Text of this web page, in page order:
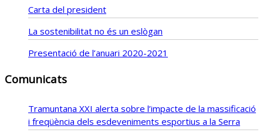
Carta del president
La sostenibilitat no és un eslògan
Presentació de l’anuari 2020-2021
Comunicats
Tramuntana XXI alerta sobre l’impacte de la massificació
i freqüència dels esdeveniments esportius a la Serra